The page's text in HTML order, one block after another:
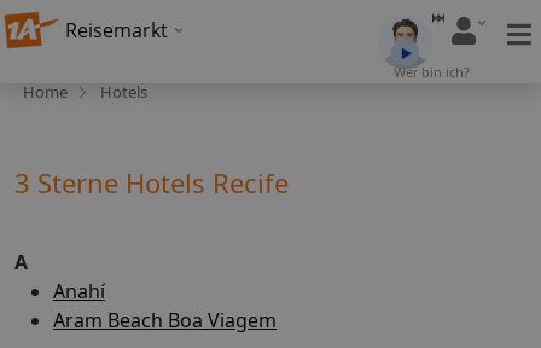
Reisemarkt
Wer bin ich?
Home Hotels
3 Sterne Hotels Recife
A
Anahí
Aram Beach Boa Viagem